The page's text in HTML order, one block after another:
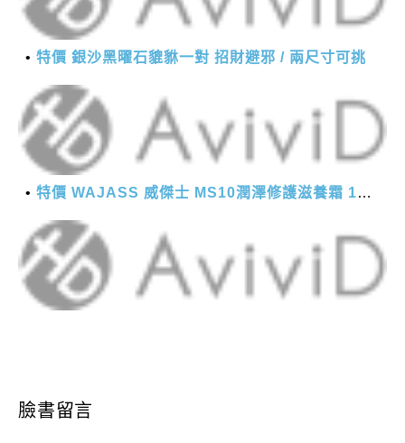
特價 銀沙黑曜石貔貅一對 招財避邪 / 兩尺寸可挑
特價 WAJASS 威傑士 MS10潤澤修護滋養霜 130ml
臉書留言